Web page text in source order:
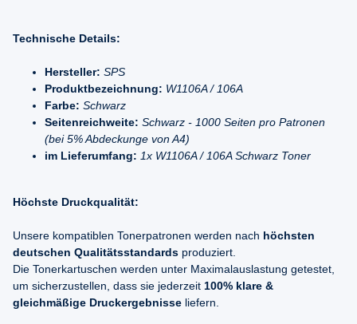
Technische Details:
Hersteller: SPS
Produktbezeichnung: W1106A / 106A
Farbe: Schwarz
Seitenreichweite: Schwarz - 1000 Seiten pro Patronen
(bei 5% Abdeckunge von A4)
im Lieferumfang: 1x W1106A / 106A Schwarz Toner
Höchste Druckqualität:
Unsere kompatiblen Tonerpatronen werden nach höchsten
deutschen Qualitätsstandards produziert.
Die Tonerkartuschen werden unter Maximalauslastung getestet,
um sicherzustellen, dass sie jederzeit 100% klare &
gleichmäßige Druckergebnisse liefern.